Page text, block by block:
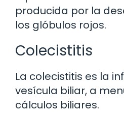
producida por la
los glóbulos rojos.
Colecistitis
La colecistitis es la
vesícula biliar, a
cálculos biliares.